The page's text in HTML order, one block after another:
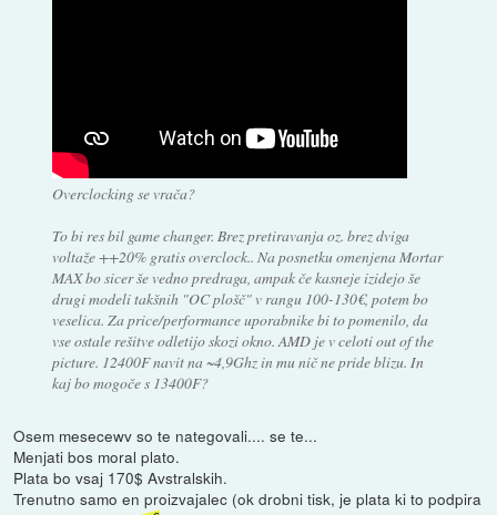
Overclocking se vrača?
To bi res bil game changer. Brez pretiravanja oz. brez dviga
voltaže ++20% gratis overclock.. Na posnetku omenjena Mortar
MAX bo sicer še vedno predraga, ampak če kasneje izidejo še
drugi modeli takšnih "OC plošč" v rangu 100-130€, potem bo
veselica. Za price/performance uporabnike bi to pomenilo, da
vse ostale rešitve odletijo skozi okno. AMD je v celoti out of the
picture. 12400F navit na ~4,9Ghz in mu nič ne pride blizu. In
kaj bo mogoče s 13400F?
Osem mesecewv so te nategovali.... se te...
Menjati bos moral plato.
Plata bo vsaj 170$ Avstralskih.
Trenutno samo en proizvajalec (ok drobni tisk, je plata ki to podpira